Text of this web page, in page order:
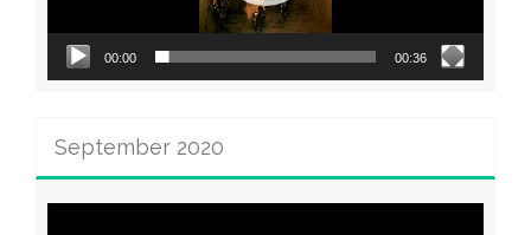
00:00 00:36
September 2020